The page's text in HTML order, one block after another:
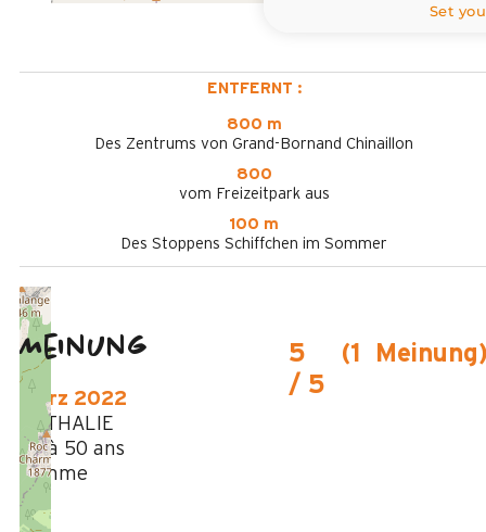
ENTFERNT :
800 m
Des Zentrums von Grand-Bornand Chinaillon
800
vom Freizeitpark aus
100 m
Des Stoppens Schiffchen im Sommer
Meinung
5
/ 5
(1 Meinung
März 2022
NATHALIE
35 à 50 ans
Femme
5
/ 5
Set